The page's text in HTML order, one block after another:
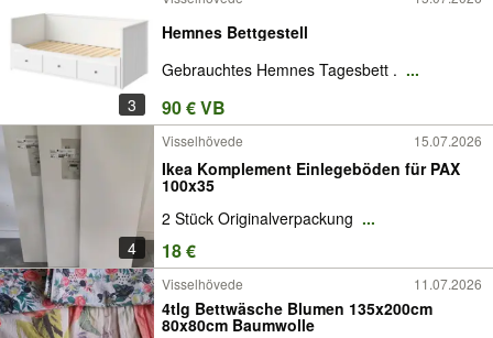
3
Hemnes Bettgestell
Gebrauchtes Hemnes Tagesbett . ...
90 € VB
4
Visselhövede 15.07.2026
Ikea Komplement Einlegeböden für PAX
100x35
2 Stück Originalverpackung ...
18 €
Visselhövede 11.07.2026
4tlg Bettwäsche Blumen 135x200cm
80x80cm Baumwolle